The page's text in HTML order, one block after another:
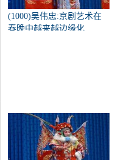
(1000)吴伟忠:京剧艺术在
春晚中越来越边缘化